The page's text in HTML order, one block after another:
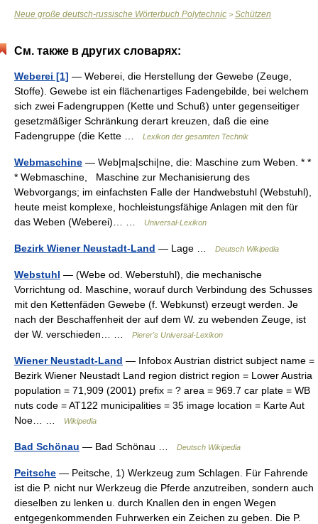
Neue große deutsch-russische Wörterbuch Polytechnic > Schützen
См. также в других словарях:
Weberei [1] — Weberei, die Herstellung der Gewebe (Zeuge,
Stoffe). Gewebe ist ein flächenartiges Fadengebilde, bei welchem
sich zwei Fadengruppen (Kette und Schuß) unter gegenseitiger
gesetzmäßiger Schränkung derart kreuzen, daß die eine
Fadengruppe (die Kette …
Lexikon der gesamten Technik
Webmaschine — Web|ma|schi|ne, die: Maschine zum Weben. * *
* Webmaschine, Maschine zur Mechanisierung des
Webvorgangs; im einfachsten Falle der Handwebstuhl (Webstuhl),
heute meist komplexe, hochleistungsfähige Anlagen mit den für
das Weben (Weberei)… …
Universal-Lexikon
Bezirk Wiener Neustadt-Land — Lage … Deutsch Wikipedia
Webstuhl — (Webe od. Weberstuhl), die mechanische
Vorrichtung od. Maschine, worauf durch Verbindung des Schusses
mit den Kettenfäden Gewebe (f. Webkunst) erzeugt werden. Je
nach der Beschaffenheit der auf dem W. zu webenden Zeuge, ist
der W. verschieden… …
Pierer's Universal-Lexikon
Wiener Neustadt-Land — Infobox Austrian district subject name =
Bezirk Wiener Neustadt Land region district region = Lower Austria
population = 71,909 (2001) prefix = ? area = 969.7 car plate = WB
nuts code = AT122 municipalities = 35 image location = Karte Aut
Noe… …
Wikipedia
Bad Schönau — Bad Schönau … Deutsch Wikipedia
Peitsche — Peitsche, 1) Werkzeug zum Schlagen. Für Fahrende
ist die P. nicht nur Werkzeug die Pferde anzutreiben, sondern auch
dieselben zu lenken u. durch Knallen den in engen Wegen
entgegenkommenden Fuhrwerken ein Zeichen zu geben. Die P.